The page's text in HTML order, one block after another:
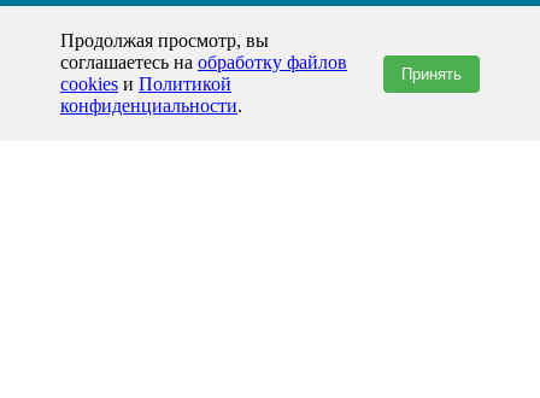
Продолжая просмотр, вы
соглашаетесь на обработку файлов
cookies и Политикой
конфиденциальности.
Принять